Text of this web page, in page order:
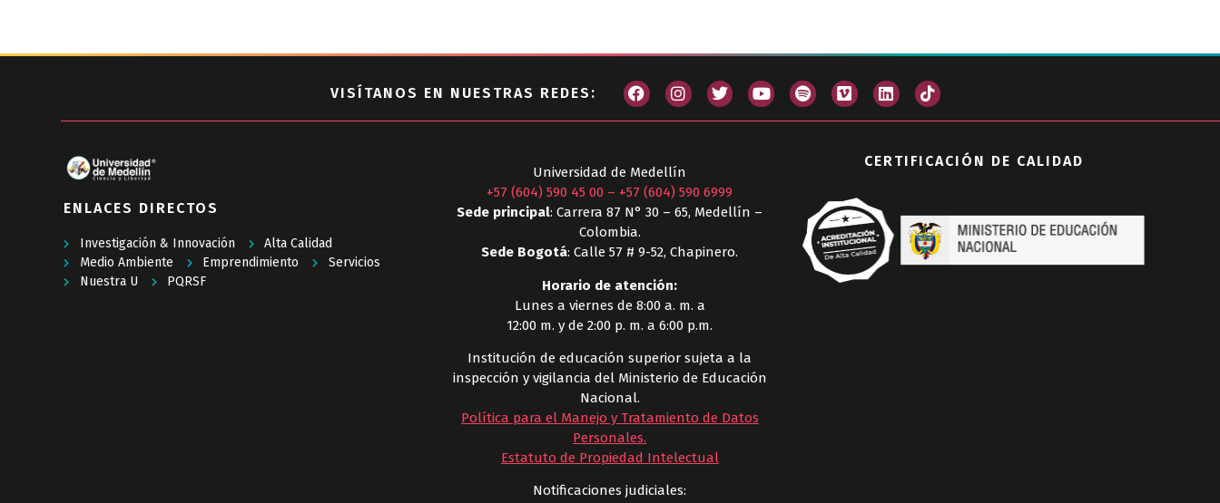
VISÍTANOS EN NUESTRAS REDES:
ENLACES DIRECTOS
Investigación & Innovación
Alta Calidad
Medio Ambiente
Emprendimiento
Servicios
Nuestra U
PQRSF
Universidad de Medellín
+57 (604) 590 45 00 – +57 (604) 590 6999
Sede principal: Carrera 87 N° 30 – 65, Medellín –
Colombia.
Sede Bogotá: Calle 57 # 9-52, Chapinero.
Horario de atención:
Lunes a viernes de 8:00 a. m. a
12:00 m. y de 2:00 p. m. a 6:00 p.m.
Institución de educación superior sujeta a la
inspección y vigilancia del Ministerio de Educación
Nacional.
Política para el Manejo y Tratamiento de Datos
Personales.
Estatuto de Propiedad Intelectual
Notificaciones judiciales:
CERTIFICACIÓN DE CALIDAD